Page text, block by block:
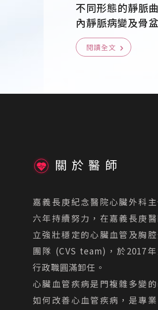
不同形態的靜脈
內靜脈病變及骨
閱讀全文
關於醫師
嘉義長庚紀念醫院心臟外科主
六年持續努力，在嘉義長庚
立強壯穩定的心臟血管及胸
團隊 (CVS team)，於2017年
行政職圓滿卸任。
心臟血管疾病是門複雜多變
如何改善心血管疾病，是專